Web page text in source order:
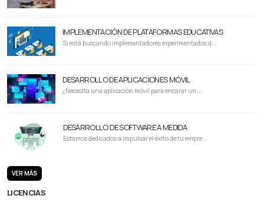
IMPLEMENTACIÓN DE PLATAFORMAS EDUCATIVAS
Si está buscando implementadores experimentados d...
DESARROLLO DE APLICACIONES MÓVIL
¿Necesita una aplicación móvil para encarar un ...
DESARROLLO DE SOFTWARE A MEDIDA
Estamos dedicados a impulsar el éxito de tu empre...
VER MÁS
LICENCIAS